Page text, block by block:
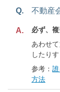
Q. 不動産
A.
必ず、
あわせ
したり
参考：
方法